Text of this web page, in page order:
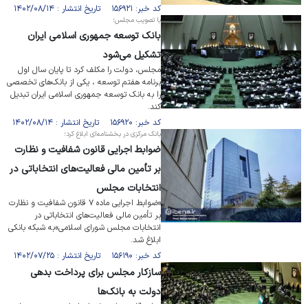
کد خبر: ۱۵۶۹۲۱ تاریخ انتشار : ۱۴۰۲/۰۸/۱۴
با تصویب مجلس؛
بانک توسعه جمهوری اسلامی ایران
تشکیل می‌شود
مجلس، دولت را مکلف کرد تا پایان سال اول
برنامه هفتم توسعه ، یکی از بانک‌های تخصصی
را به بانک توسعه جمهوری اسلامی ایران تبدیل
کند.
کد خبر: ۱۵۶۹۲۰ تاریخ انتشار : ۱۴۰۲/۰۸/۱۴
بانک مرکزی در بخشنامه‌ای ابلاغ کرد؛
ضوابط اجرایی قانون شفافیت و نظارت
بر تأمین مالی فعالیت‌های انتخاباتی در
انتخابات مجلس
«ضوابط اجرایی ماده ۷ قانون شفافیت و نظارت
بر تأمین مالی فعالیت‌های انتخاباتی در
انتخابات مجلس شورای اسلامی»به شبکه بانکی
ابلاغ شد.
کد خبر: ۱۵۶۱۹۰ تاریخ انتشار : ۱۴۰۲/۰۷/۲۵
سازکار مجلس برای پرداخت بدهی
دولت به بانک‌ها